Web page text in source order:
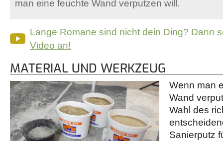
man eine feuchte Wand verputzen will.
Lange Romane sind nicht dein Ding? Dann
Video an!
MATERIAL UND WERKZEUG
Wenn man
Wand
Wahl des
Sanierputz